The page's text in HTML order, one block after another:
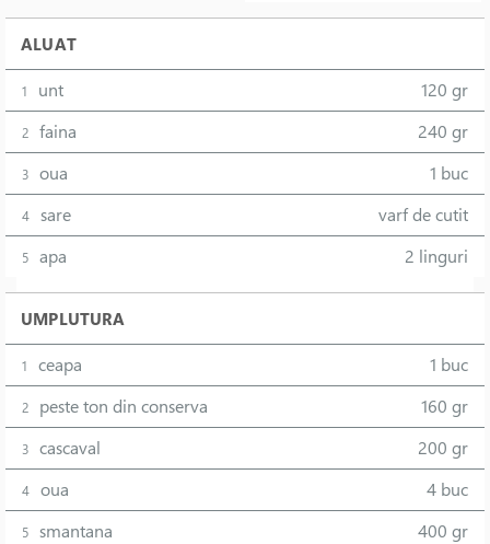
ALUAT
1 unt 120 gr
2 faina 240 gr
3 oua 1 buc
4 sare varf de cutit
5 apa 2 linguri
UMPLUTURA
1 ceapa 1 buc
2 peste ton din conserva 160 gr
3 cascaval 200 gr
4 oua 4 buc
5 smantana 400 gr